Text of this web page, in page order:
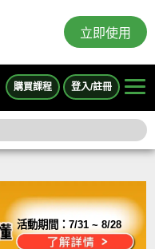
立即使用
購買課程 登入/註冊
活動期間：7/31 ~ 8/28